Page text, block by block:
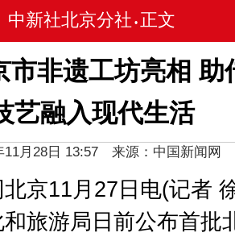
中新社北京分社 • 正文
市非遗工坊亮相 助
艺融入现代生活
11月28日 13:57 来源：中国新闻网
11月27日电(记者
旅游局日前公布首批